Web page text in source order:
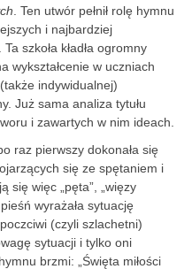
. Ten utwór pełnił rolę hymnu
i najbardziej
szkoła kładła ogromny
wykształcenie w uczniach
indywidualnej)
Już sama analiza tytułu
i zawartych w nim ideach.
raz pierwszy dokonała się
się ze spętaniem i
się więc „pęta”, „więzy
wyrażała sytuację
(czyli szlachetni)
sytuacji i tylko oni
brzmi: „Święta miłości